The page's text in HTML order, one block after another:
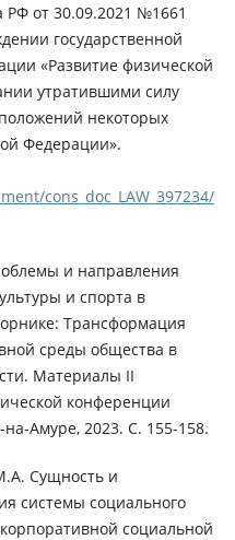
РФ от 30.09.2021 №1661
государственной
«Развитие физической
утратившими силу
некоторых
Федерации».
cons_doc_LAW_397234/
и направления
и спорта в
Трансформация
среды общества в
Материалы II
конференции
Амуре, 2023. С. 155-158.
Сущность и
системы социального
социальной